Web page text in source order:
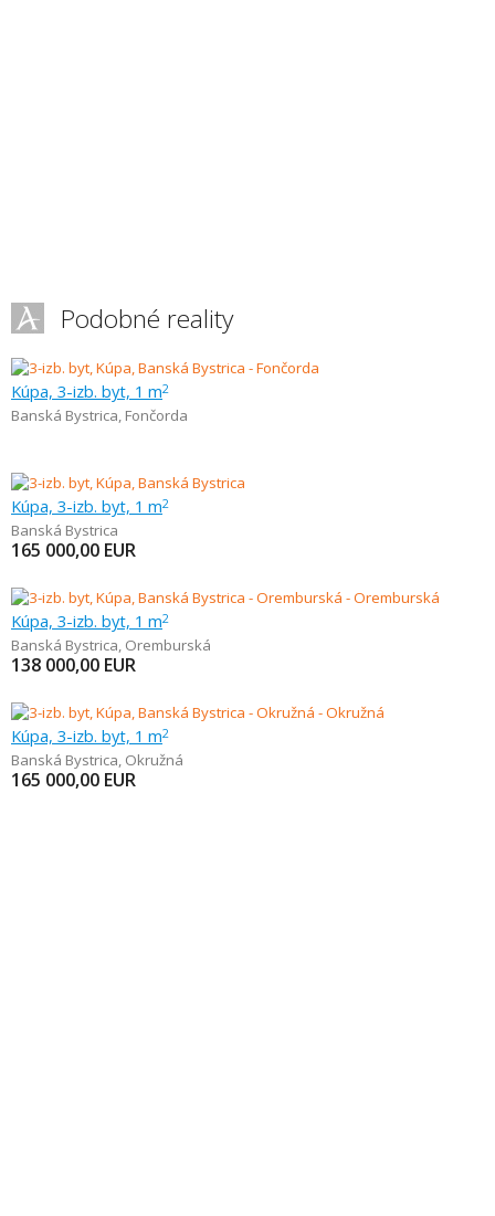
Podobné reality
Kúpa, 3-izb. byt, 1 m2
Banská Bystrica, Fončorda
Kúpa, 3-izb. byt, 1 m2
Banská Bystrica
165 000,00 EUR
Kúpa, 3-izb. byt, 1 m2
Banská Bystrica, Oremburská
138 000,00 EUR
Kúpa, 3-izb. byt, 1 m2
Banská Bystrica, Okružná
165 000,00 EUR